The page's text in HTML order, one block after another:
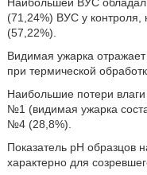
(71,24%) ВУС у
(57,22%).
Видимая ужарка
при термической
Наибольшие потери
№1 (видимая ужарка
№4 (28,8%).
Показатель рН образцов
характерно для